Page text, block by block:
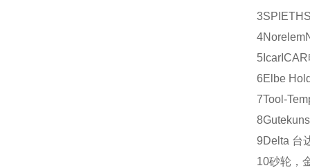
3SPIETH
4Norelem
5 Icar ICAR
6Elbe
7Tool-
8
9Delta 台
10砂轮，